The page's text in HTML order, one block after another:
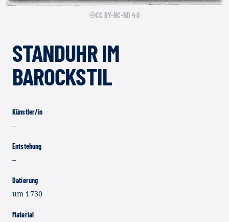
CC BY-NC-ND 4.0
STANDUHR IM
BAROCKSTIL
Künstler/in
–
Entstehung
–
Datierung
um 1730
Material